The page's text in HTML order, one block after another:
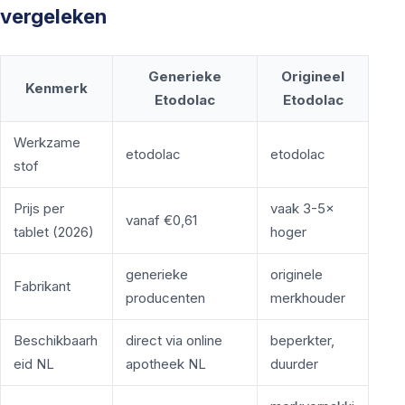
vergeleken
Kenmerk
Generieke
Etodolac
Origineel
Etodolac
Werkzame
stof
etodolac etodolac
Prijs per
tablet (2026)
vanaf €0,61
vaak 3-5×
hoger
Fabrikant
generieke
producenten
originele
merkhouder
Beschikbaarh
eid NL
direct via online
apotheek NL
beperkter,
duurder